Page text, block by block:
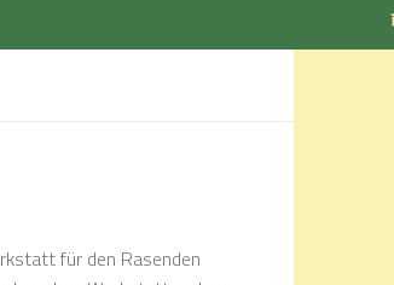
für den Rasenden